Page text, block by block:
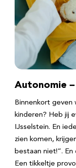
Autonomie –
Binnenkort geven
kinderen? Heb jij
IJsselstein. En
zien komen,
bestaan niet!”.
Een tikkeltje